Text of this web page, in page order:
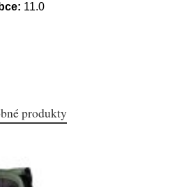
11.0
produkty